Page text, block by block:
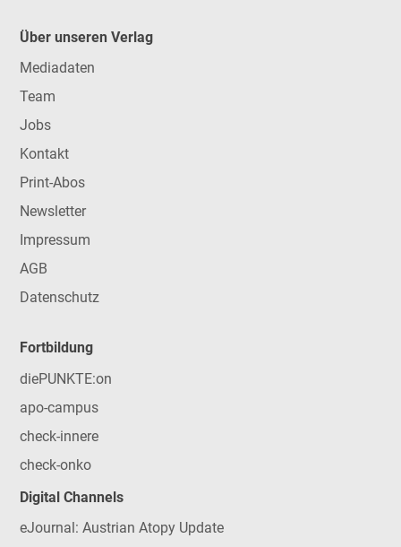
Über unseren Verlag
Mediadaten
Team
Jobs
Kontakt
Print-Abos
Newsletter
Impressum
AGB
Datenschutz
Fortbildung
diePUNKTE:on
apo-campus
check-innere
check-onko
Digital Channels
eJournal: Austrian Atopy Update